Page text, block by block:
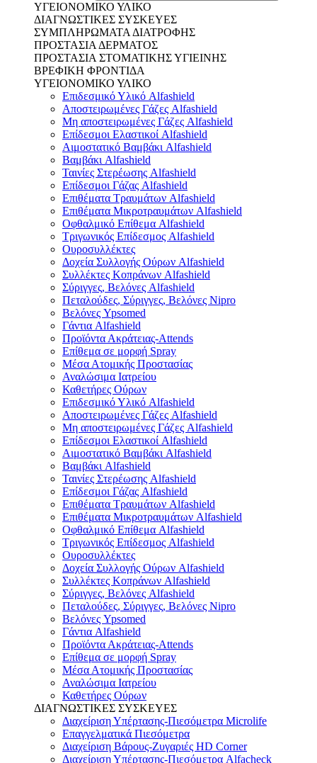
ΥΓΕΙΟΝΟΜΙΚΟ ΥΛΙΚΟ
ΔΙΑΓΝΩΣΤΙΚΕΣ ΣΥΣΚΕΥΕΣ
ΣΥΜΠΛΗΡΩΜΑΤΑ ΔΙΑΤΡΟΦΗΣ
ΠΡΟΣΤΑΣΙΑ ΔΕΡΜΑΤΟΣ
ΠΡΟΣΤΑΣΙΑ ΣΤΟΜΑΤΙΚΗΣ ΥΓΙΕΙΝΗΣ
ΒΡΕΦΙΚΗ ΦΡΟΝΤΙΔΑ
ΥΓΕΙΟΝΟΜΙΚΟ ΥΛΙΚΟ
Επιδεσμικό Υλικό Alfashield
Αποστειρωμένες Γάζες Alfashield
Μη αποστειρωμένες Γάζες Alfashield
Επίδεσμοι Ελαστικοί Alfashield
Αιμοστατικό Βαμβάκι Alfashield
Βαμβάκι Alfashield
Ταινίες Στερέωσης Alfashield
Επίδεσμοι Γάζας Alfashield
Επιθέματα Τραυμάτων Alfashield
Επιθέματα Μικροτραυμάτων Alfashield
Οφθαλμικό Eπίθεμα Alfashield
Τριγωνικός Επίδεσμος Alfashield
Ουροσυλλέκτες
Δοχεία Συλλογής Ούρων Alfashield
Συλλέκτες Κοπράνων Alfashield
Σύριγγες, Βελόνες Alfashield
Πεταλούδες, Σύριγγες, Βελόνες Nipro
Βελόνες Ypsomed
Γάντια Alfashield
Προϊόντα Ακράτειας-Attends
Επίθεμα σε μορφή Spray
Μέσα Ατομικής Προστασίας
Αναλώσιμα Ιατρείου
Καθετήρες Ούρων
Επιδεσμικό Υλικό Alfashield
Αποστειρωμένες Γάζες Alfashield
Μη αποστειρωμένες Γάζες Alfashield
Επίδεσμοι Ελαστικοί Alfashield
Αιμοστατικό Βαμβάκι Alfashield
Βαμβάκι Alfashield
Ταινίες Στερέωσης Alfashield
Επίδεσμοι Γάζας Alfashield
Επιθέματα Τραυμάτων Alfashield
Επιθέματα Μικροτραυμάτων Alfashield
Οφθαλμικό Eπίθεμα Alfashield
Τριγωνικός Επίδεσμος Alfashield
Ουροσυλλέκτες
Δοχεία Συλλογής Ούρων Alfashield
Συλλέκτες Κοπράνων Alfashield
Σύριγγες, Βελόνες Alfashield
Πεταλούδες, Σύριγγες, Βελόνες Nipro
Βελόνες Ypsomed
Γάντια Alfashield
Προϊόντα Ακράτειας-Attends
Επίθεμα σε μορφή Spray
Μέσα Ατομικής Προστασίας
Αναλώσιμα Ιατρείου
Καθετήρες Ούρων
ΔΙΑΓΝΩΣΤΙΚΕΣ ΣΥΣΚΕΥΕΣ
Διαχείριση Υπέρτασης-Πιεσόμετρα Microlife
Επαγγελματικά Πιεσόμετρα
Διαχείριση Βάρους-Ζυγαριές HD Corner
Διαχείριση Υπέρτασης-Πιεσόμετρα Alfacheck